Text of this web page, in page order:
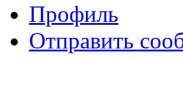
Профиль
Отправить